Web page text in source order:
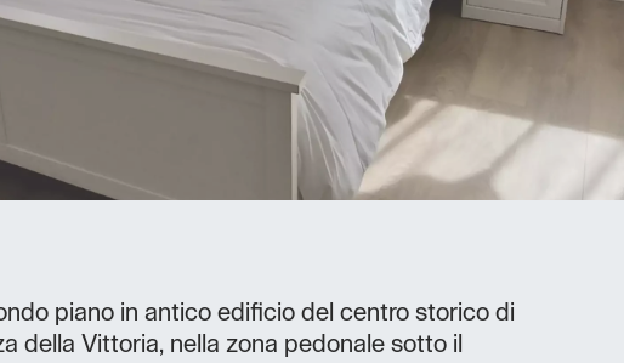
piano in antico edificio del centro storico di
della Vittoria, nella zona pedonale sotto il